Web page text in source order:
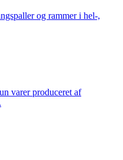
og rammer i hel-,
varer produceret af